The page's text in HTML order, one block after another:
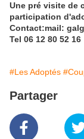
Une pré visite de
participation
Contact:mail:
Tel 06 12 80 52 16
#Les Adoptés
Partager